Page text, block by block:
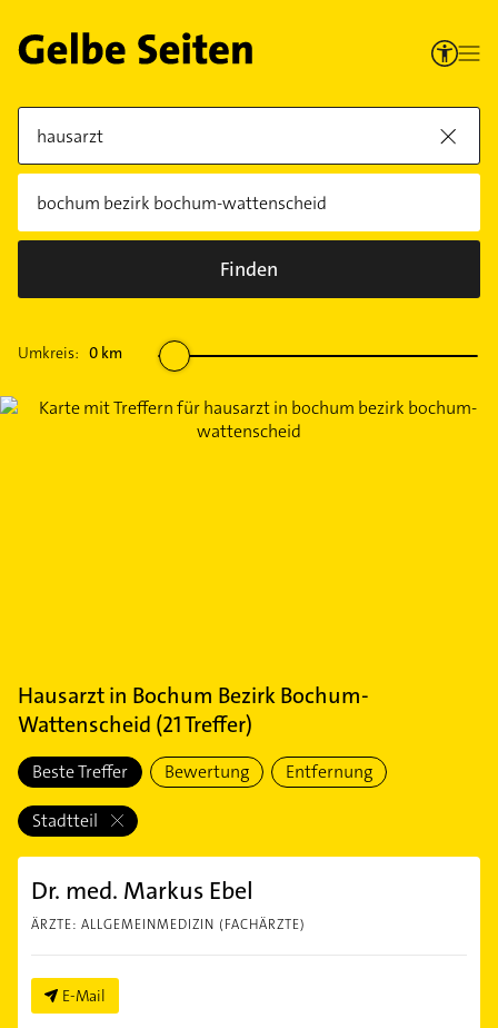
Finden
Umkreis: 0 km
Hausarztin Bochum Bezirk Bochum-
Wattenscheid (21Treffer)
Beste Treffer Bewertung Entfernung
Stadtteil
Dr. med. Markus Ebel
ÄRZTE: ALLGEMEINMEDIZIN (FACHÄRZTE)
E-Mail